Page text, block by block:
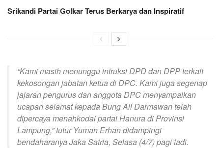
Srikandi Partai Golkar Terus Berkarya dan Inspiratif
“Kami masih menunggu intruksi DPD dan DPP terkait
kekosongan jabatan ketua di DPC. Kami juga segenap
jajaran pengurus dan anggota DPC menyampaikan
ucapan selamat kepada Bung Ali Darmawan telah
dipercaya menahkodai partai Hanura di Provinsi
Lampung,” tutur Yuman Erhan didampingi
bendaharanya Jaka Satria, Selasa (4/7) pagi tadi.